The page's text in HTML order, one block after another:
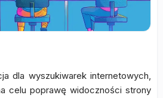
dla wyszukiwarek internetowych,
celu poprawę widoczności strony